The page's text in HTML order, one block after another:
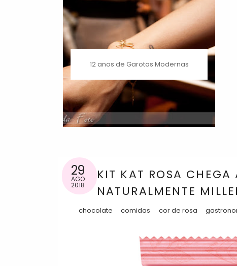
12 anos de Garotas Modernas
29
AGO
2018
KIT KAT ROSA CHEGA
NATURALMENTE
chocolate comidas cor de rosa